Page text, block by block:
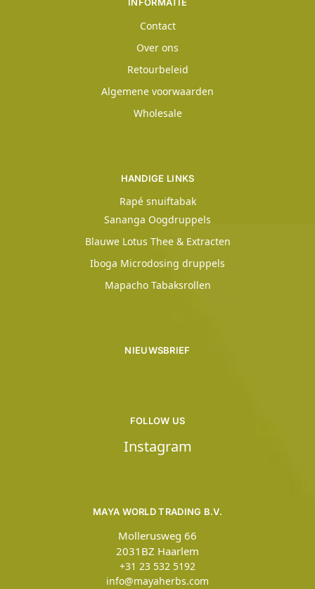
Contact
Over ons
Retourbeleid
Algemene voorwaarden
Wholesale
HANDIGE LINKS
Rapé snuiftabak
Sananga Oogdruppels
Blauwe Lotus Thee & Extracten
Iboga Microdosing druppels
Mapacho Tabaksrollen
MAYA WORLD TRADING B.V.
Mollerusweg 66
2031BZ Haarlem
+31 23 532 5192
info@mayaherbs.com
NIEUWSBRIEF
FOLLOW US
Instagram